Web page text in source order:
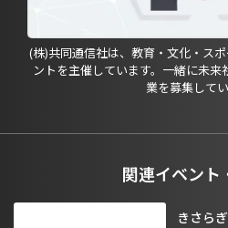
(株)共同通信社は、教育・文化・ス
ントを主催しています。一緒に未
業を募集してい
関連イベント
きさら